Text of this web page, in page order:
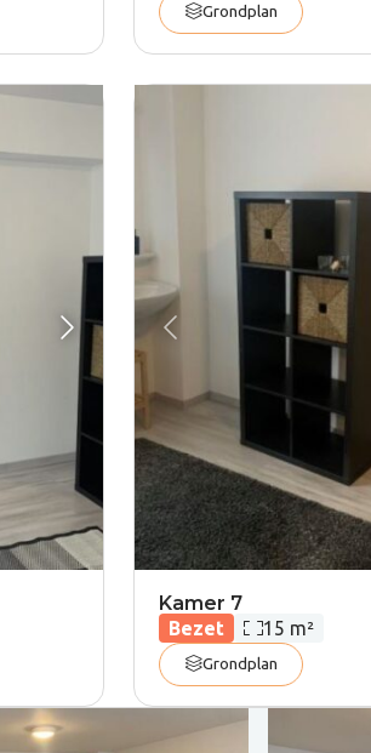
Grondplan
Kamer 7
Bezet Oppervlakte:
15 m²
Grondplan